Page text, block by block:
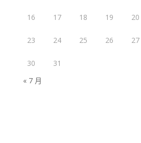
16 17 18 19 20
23 24 25 26 27
30
31
« 7 月